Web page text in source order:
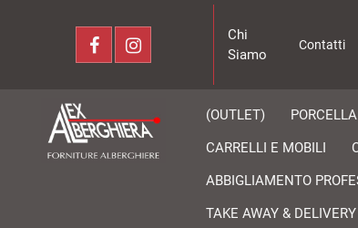
Chi
Siamo
Contatti
(OUTLET)
CARRELLI E MOBILI
ABBIGLIAMENTO
TAKE AWAY & DELIVERY